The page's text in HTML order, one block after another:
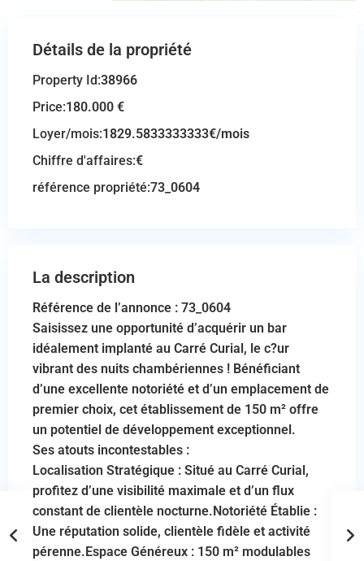
Détails de la propriété
Property Id:38966
Price:180.000 €
Loyer/mois:1829.5833333333€/mois
Chiffre d'affaires:€
référence propriété:73_0604
La description
Référence de l’annonce : 73_0604
Saisissez une opportunité d’acquérir un bar
idéalement implanté au Carré Curial, le c?ur
vibrant des nuits chambériennes ! Bénéficiant
d’une excellente notoriété et d’un emplacement de
premier choix, cet établissement de 150 m² offre
un potentiel de développement exceptionnel.
Ses atouts incontestables :
Localisation Stratégique : Situé au Carré Curial,
profitez d’une visibilité maximale et d’un flux
constant de clientèle nocturne.Notoriété Établie :
Une réputation solide, clientèle fidèle et activité
pérenne.Espace Généreux : 150 m² modulables